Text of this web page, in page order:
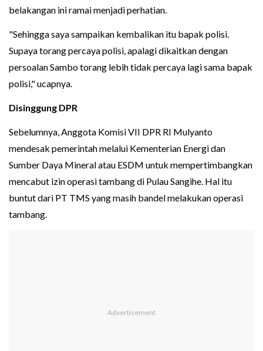
belakangan ini ramai menjadi perhatian.
"Sehingga saya sampaikan kembalikan itu bapak polisi.
Supaya torang percaya polisi, apalagi dikaitkan dengan
persoalan Sambo torang lebih tidak percaya lagi sama bapak
polisi," ucapnya.
Disinggung DPR
Sebelumnya, Anggota Komisi VII DPR RI Mulyanto
mendesak pemerintah melalui Kementerian Energi dan
Sumber Daya Mineral atau ESDM untuk mempertimbangkan
mencabut izin operasi tambang di Pulau Sangihe. Hal itu
buntut dari PT TMS yang masih bandel melakukan operasi
tambang.